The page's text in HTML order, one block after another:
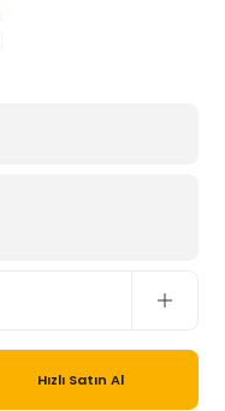
Hızlı Satın Al